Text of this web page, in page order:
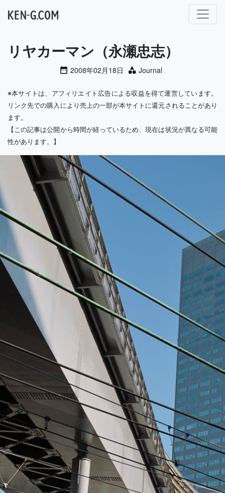
メインナビゲーション
リヤカーマン（永瀬忠志）
2008年02月18日 Journal
※本サイトは、アフィリエイト広告による収益を得て運営しています。
リンク先での購入により売上の一部が本サイトに還元されることがあり
ます。
【この記事は公開から時間が経っているため、現在は状況が異なる可能
性があります。】